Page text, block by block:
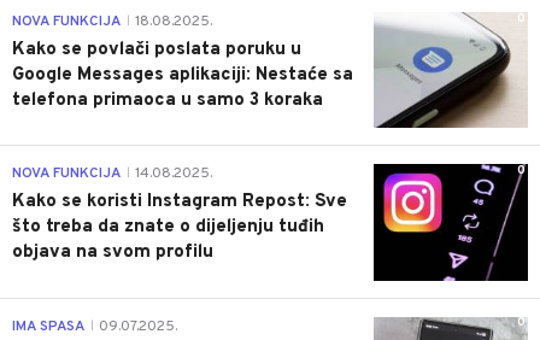
0
NOVA FUNKCIJA 18.08.2025.
Kako se povlači poslata poruku u
Google Messages aplikaciji: Nestaće sa
telefona primaoca u samo 3 koraka
0
NOVA FUNKCIJA 14.08.2025.
Kako se koristi Instagram Repost: Sve
što treba da znate o dijeljenju tuđih
objava na svom profilu
0
IMA SPASA 09.07.2025.